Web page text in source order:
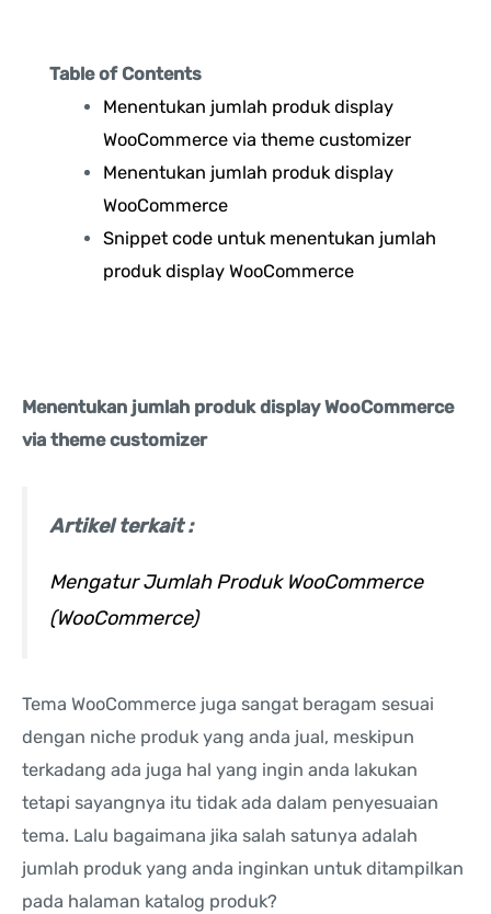
Table of Contents
Menentukan jumlah produk display
WooCommerce via theme customizer
Menentukan jumlah produk display
WooCommerce
Snippet code untuk menentukan jumlah
produk display WooCommerce
Menentukan jumlah produk display WooCommerce
via theme customizer
Artikel terkait :
Mengatur Jumlah Produk WooCommerce
(WooCommerce)
Tema WooCommerce juga sangat beragam sesuai
dengan niche produk yang anda jual, meskipun
terkadang ada juga hal yang ingin anda lakukan
tetapi sayangnya itu tidak ada dalam penyesuaian
tema. Lalu bagaimana jika salah satunya adalah
jumlah produk yang anda inginkan untuk ditampilkan
pada halaman katalog produk?